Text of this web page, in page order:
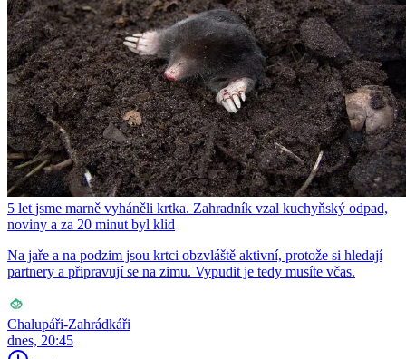
5 let jsme marně vyháněli krtka. Zahradník vzal kuchyňský odpad,
noviny a za 20 minut byl klid
Na jaře a na podzim jsou krtci obzvláště aktivní, protože si hledají
partnery a připravují se na zimu. Vypudit je tedy musíte včas.
Chalupáři-Zahrádkáři
dnes, 20:45